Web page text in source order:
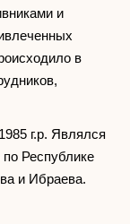
и
в
г.р. Являлся
Республике
и Ибраева.